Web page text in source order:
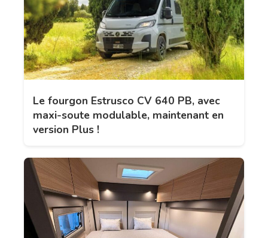
Le fourgon Estrusco CV 640 PB, avec
maxi-soute modulable, maintenant en
version Plus !